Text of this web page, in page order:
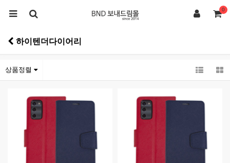
0
하이텐더다이어리
상품정렬